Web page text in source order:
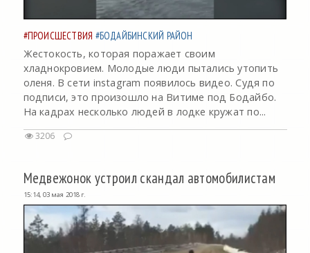
#ПРОИСШЕСТВИЯ #БОДАЙБИНСКИЙ РАЙОН
Жестокость, которая поражает своим
хладнокровием. Молодые люди пытались утопить
оленя. В сети instagram появилось видео. Судя по
подписи, это произошло на Витиме под Бодайбо.
На кадрах несколько людей в лодке кружат по...
3206
Медвежонок устроил скандал автомобилистам
15:14, 03 мая 2018 г.